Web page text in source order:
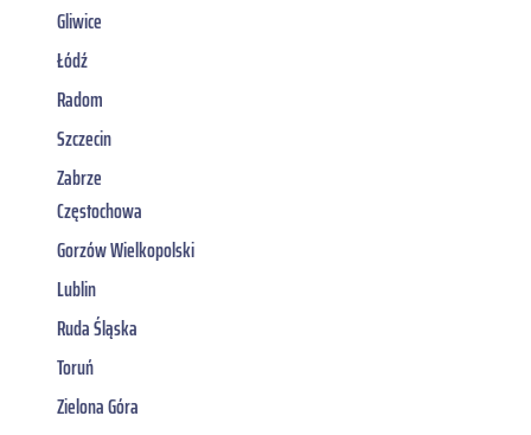
Gliwice
Łódź
Radom
Szczecin
Zabrze
Częstochowa
Gorzów Wielkopolski
Lublin
Ruda Śląska
Toruń
Zielona Góra